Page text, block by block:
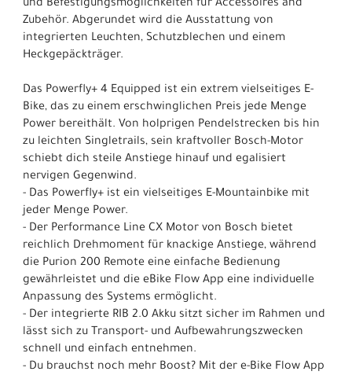
und Befestigungsmöglichkeiten für Accessoires and
Zubehör. Abgerundet wird die Ausstattung von
integrierten Leuchten, Schutzblechen und einem
Heckgepäckträger.
Das Powerfly+ 4 Equipped ist ein extrem vielseitiges E-
Bike, das zu einem erschwinglichen Preis jede Menge
Power bereithält. Von holprigen Pendelstrecken bis hin
zu leichten Singletrails, sein kraftvoller Bosch-Motor
schiebt dich steile Anstiege hinauf und egalisiert
nervigen Gegenwind.
- Das Powerfly+ ist ein vielseitiges E-Mountainbike mit
jeder Menge Power.
- Der Performance Line CX Motor von Bosch bietet
reichlich Drehmoment für knackige Anstiege, während
die Purion 200 Remote eine einfache Bedienung
gewährleistet und die eBike Flow App eine individuelle
Anpassung des Systems ermöglicht.
- Der integrierte RIB 2.0 Akku sitzt sicher im Rahmen und
lässt sich zu Transport- und Aufbewahrungszwecken
schnell und einfach entnehmen.
- Du brauchst noch mehr Boost? Mit der e-Bike Flow App